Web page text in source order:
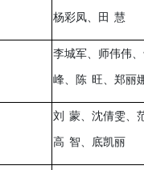
杨彩凤、田 慧
李城军、师伟伟
峰、陈 旺、郑丽
刘 蒙、沈倩雯、
高 智、底凯丽